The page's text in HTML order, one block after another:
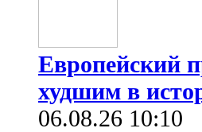
Европейский
худшим в
06.08.26 10:10